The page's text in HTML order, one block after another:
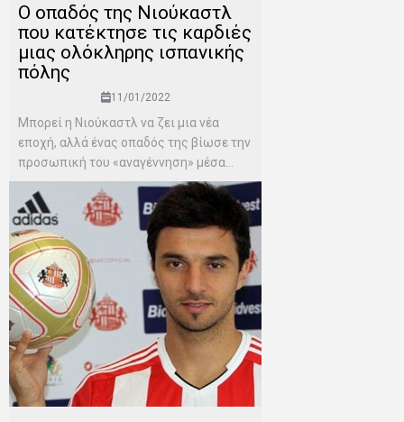
Ο οπαδός της Νιούκαστλ
που κατέκτησε τις καρδιές
μιας ολόκληρης ισπανικής
πόλης
11/01/2022
Μπορεί η Νιούκαστλ να ζει μια νέα
εποχή, αλλά ένας οπαδός της βίωσε την
προσωπική του «αναγέννηση» μέσα...